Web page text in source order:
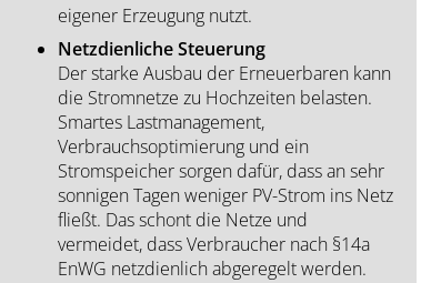
eigener Erzeugung nutzt.
Netzdienliche Steuerung
Der starke Ausbau der Erneuerbaren kann
die Stromnetze zu Hochzeiten belasten.
Smartes Lastmanagement,
Verbrauchsoptimierung und ein
Stromspeicher sorgen dafür, dass an sehr
sonnigen Tagen weniger PV-Strom ins Netz
fließt. Das schont die Netze und
vermeidet, dass Verbraucher nach §14a
EnWG netzdienlich abgeregelt werden.